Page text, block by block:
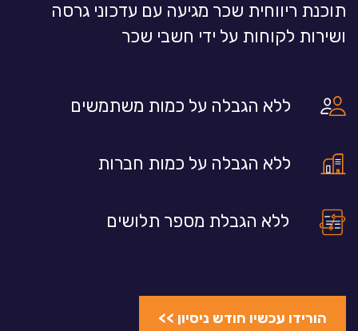
תוכנת ריווחית שכר מגיעה עם עדכוני גרסה
ושירות לקוחות על ידי חשבי שכר
ללא הגבלה על כמות משתמשים
ללא הגבלה על כמות חברות
ללא הגבלת מספר תלושים
הורידו עכשיו חודש ניסיון >>